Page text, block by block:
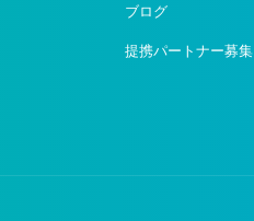
ブログ
提携パートナー募集